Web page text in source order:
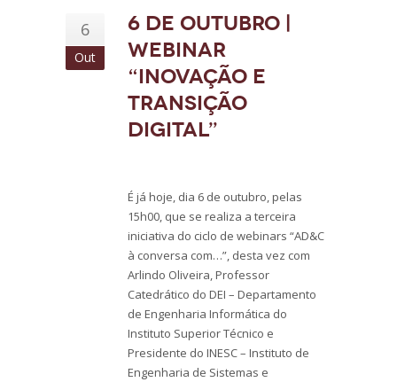
6
Out
6 de outubro |
Webinar
“Inovação e
transição
digital”
É já hoje, dia 6 de outubro, pelas
15h00, que se realiza a terceira
iniciativa do ciclo de webinars “AD&C
à conversa com…”, desta vez com
Arlindo Oliveira, Professor
Catedrático do DEI – Departamento
de Engenharia Informática do
Instituto Superior Técnico e
Presidente do INESC – Instituto de
Engenharia de Sistemas e